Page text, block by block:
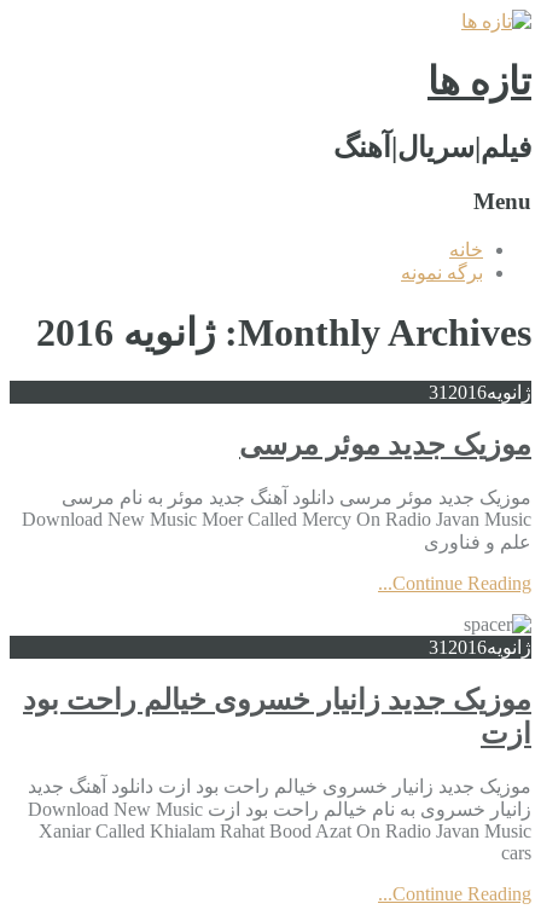
تازه ها
فیلم|سریال|آهنگ
Menu
خانه
برگه نمونه
Monthly Archives: ژانویه 2016
ژانویه 31 2016
موزیک جدید موئر مرسی
موزیک جدید موئر مرسی دانلود آهنگ جدید موئر به نام مرسی
Download New Music Moer Called Mercy On Radio Javan Music
علم و فناوری
Continue Reading...
ژانویه 31 2016
موزیک جدید زانیار خسروی خیالم راحت بود
ازت
موزیک جدید زانیار خسروی خیالم راحت بود ازت دانلود آهنگ جدید
زانیار خسروی به نام خیالم راحت بود ازت Download New Music
Xaniar Called Khialam Rahat Bood Azat On Radio Javan Music
cars
Continue Reading...